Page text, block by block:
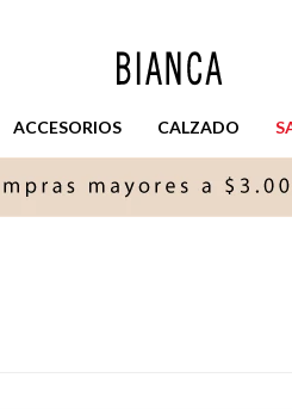
ACCESORIOS CALZADO